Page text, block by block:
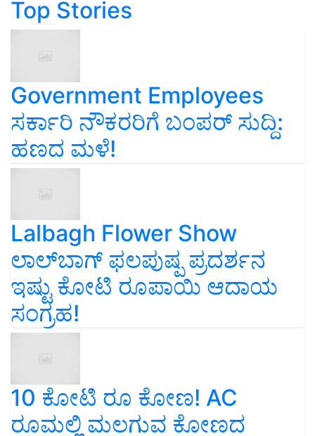
Top Stories
Government Employees
ಸರ್ಕಾರಿ ನೌಕರರಿಗೆ ಬಂಪರ್‌ ಸುದ್ದಿ:
ಹಣದ ಮಳೆ!
Lalbagh Flower Show
ಲಾಲ್‌ಬಾಗ್ ಫಲಪುಷ್ಪ ಪ್ರದರ್ಶನ
ಇಷ್ಟು ಕೋಟಿ ರೂಪಾಯಿ ಆದಾಯ
ಸಂಗ್ರಹ!
10 ಕೋಟಿ ರೂ ಕೋಣ! AC
ರೂಮಲ್ಲಿ ಮಲಗುವ ಕೋಣದ